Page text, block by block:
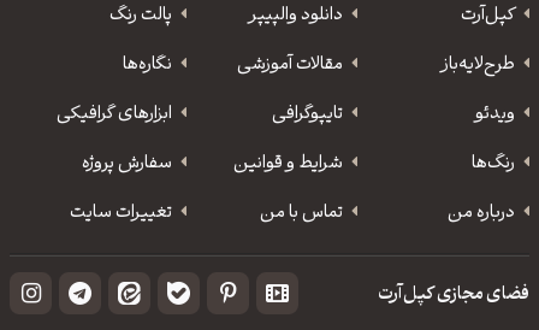
کپل‌آرت دانلود‌ والپیپر
پالت رنگ
طرح‌لایه‌باز
مقالات آموزشی
نگاره‌ها
ویدئو
‌تایپوگرافی
ابزارهای گرافیکی
رنگ‌ها
شرایط و قوانین
سفارش پروژه
درباره من
تماس با من تغییرات سایت
فضای مجازی کپل‌آرت